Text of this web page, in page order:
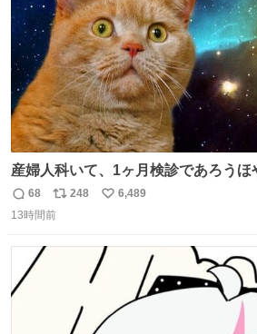
産婦人科いて、1ヶ月検診であろうほ
と推定2,3歳の女の子👧🏻をワンオペ
のだけども 女の子ずっとママの側から離れない…⁉️ 手を繋
たいにﾄﾃﾄﾃついてってるし逃走しな
ないし走ら文字数
返
信
68
リ
ポ
248
い
数
6,489
13時間前